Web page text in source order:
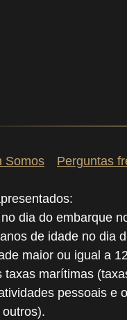
Somos Perguntas
dia do embarque
de idade no dia
maior ou igual a
marítimas
pessoais